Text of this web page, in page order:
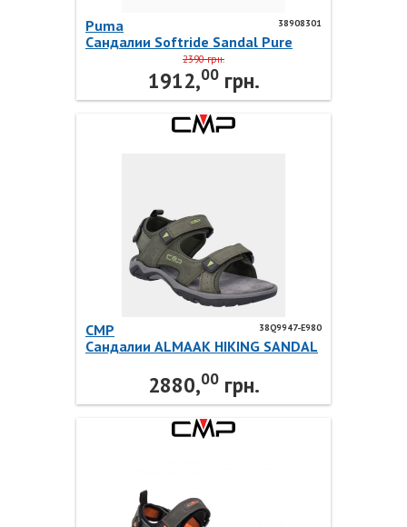
38908301
Puma
Сандалии Softride Sandal Pure
38908301 Puma2390 грн.
1912,00грн.
38Q9947-E980
CMP
Сандалии ALMAAK HIKING SANDAL
2880,00грн.